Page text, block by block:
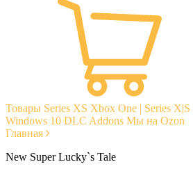
Товары Series XS Xbox One | Series X|S
Windows 10 DLC Addons Мы на Ozon
Главная
New Super Lucky`s Tale